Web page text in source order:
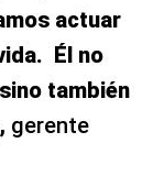
actuar
Él no
también
gerente